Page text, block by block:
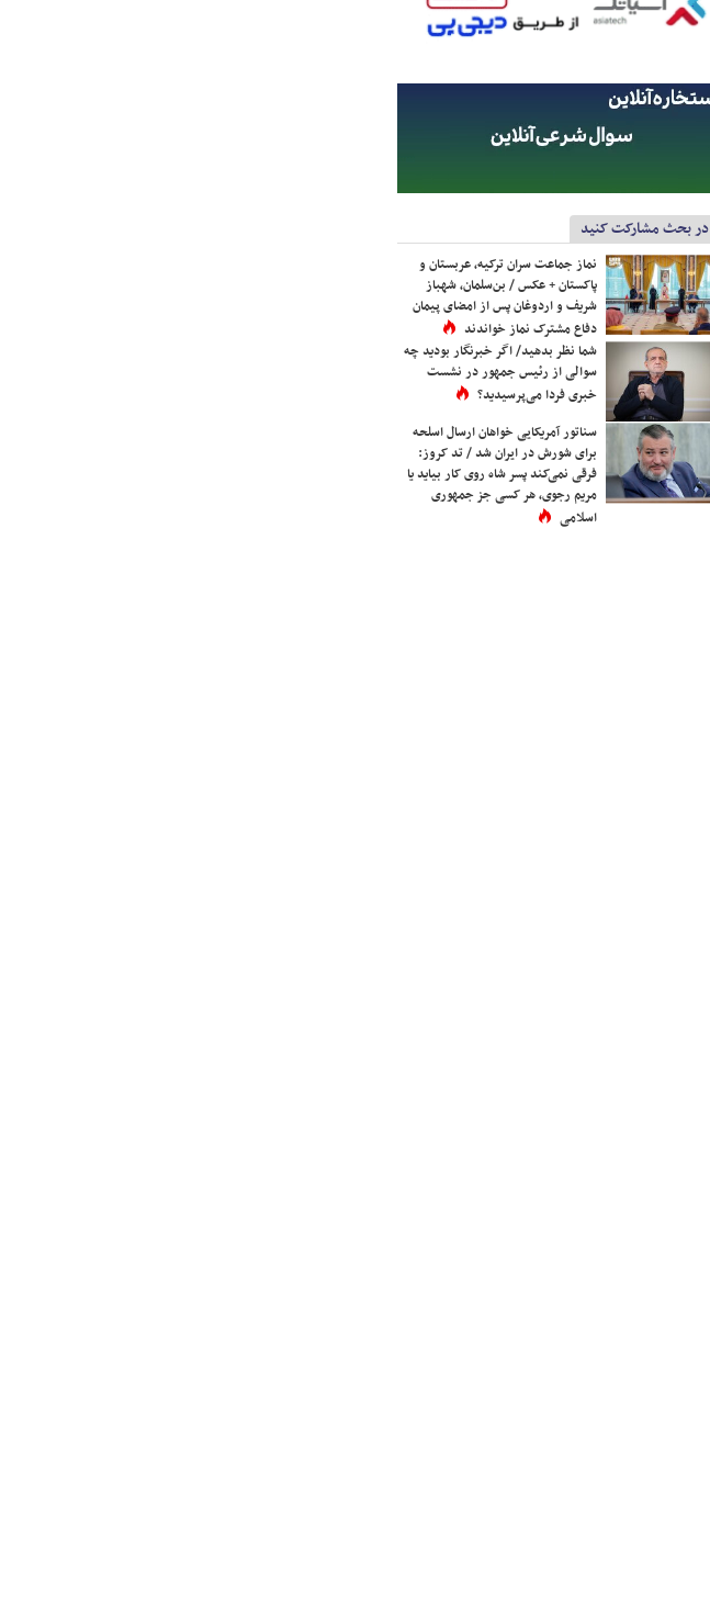
در بحث مشارکت کنید
نماز جماعت سران ترکیه، عربستان و
پاکستان + عکس / بن‌سلمان، شهباز
شریف و اردوغان پس از امضای پیمان
دفاع مشترک نماز خواندند
شما نظر بدهید/ اگر خبرنگار بودید چه
سوالی از رئیس جمهور در نشست
خبری فردا می‌پرسیدید؟
سناتور آمریکایی خواهان ارسال اسلحه
برای شورش در ایران شد / تد کروز:
فرقی نمی‌کند پسر شاه روی کار بیاید یا
مریم رجوی، هر کسی جز جمهوری
اسلامی